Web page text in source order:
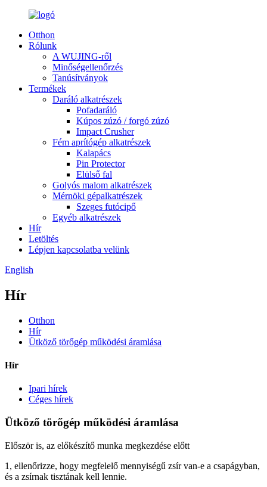
Otthon
Rólunk
A WUJING-ről
Minőségellenőrzés
Tanúsítványok
Termékek
Daráló alkatrészek
Pofadaráló
Kúpos zúzó / forgó zúzó
Impact Crusher
Fém aprítógép alkatrészek
Kalapács
Pin Protector
Elülső fal
Golyós malom alkatrészek
Mérnöki gépalkatrészek
Szeges futócipő
Egyéb alkatrészek
Hír
Letöltés
Lépjen kapcsolatba velünk
English
Hír
Otthon
Hír
Ütköző törőgép működési áramlása
Hír
Ipari hírek
Céges hírek
Ütköző törőgép működési áramlása
Először is, az előkészítő munka megkezdése előtt
1, ellenőrizze, hogy megfelelő mennyiségű zsír van-e a csapágyban,
és a zsírnak tisztának kell lennie.